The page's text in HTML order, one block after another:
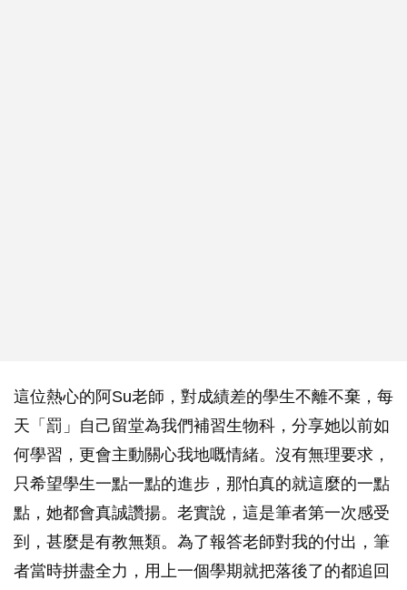
這位熱心的阿Su老師，對成績差的學生不離不棄，每
天「罰」自己留堂為我們補習生物科，分享她以前如
何學習，更會主動關心我地嘅情緒。沒有無理要求，
只希望學生一點一點的進步，那怕真的就這麼的一點
點，她都會真誠讚揚。老實說，這是筆者第一次感受
到，甚麼是有教無類。為了報答老師對我的付出，筆
者當時拼盡全力，用上一個學期就把落後了的都追回